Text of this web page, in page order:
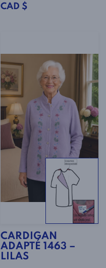
CAD $
CARDIGAN
ADAPTÉ 1463 –
LILAS